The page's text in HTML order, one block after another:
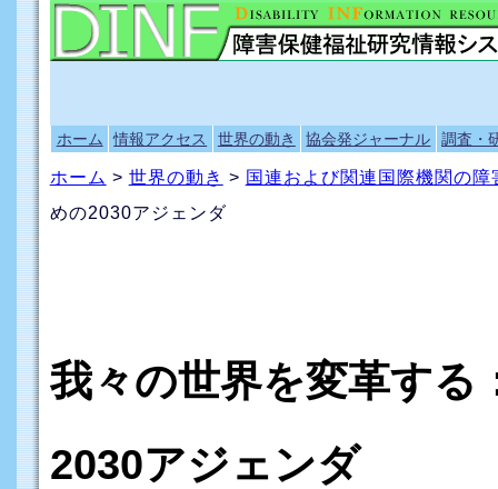
ホーム 情報アクセス 世界の動き 協会発ジャーナル 調査・
ホーム > 世界の動き > 国連および関連国際機関の
めの2030アジェンダ
我々の世界を変革する
2030アジェンダ